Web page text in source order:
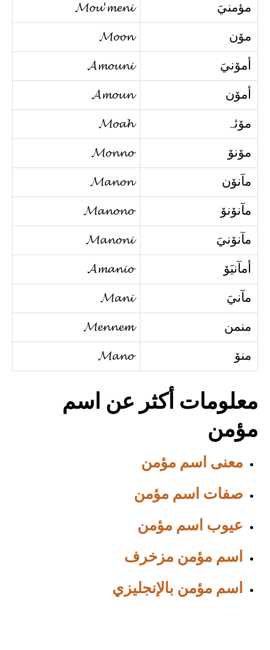
مؤمنيَ 𝓜𝓸𝓾’𝓶𝓮𝓷𝓲
مۆن 𝓜𝓸𝓸𝓷
أمۆنيَ 𝓐𝓶𝓸𝓾𝓷𝓲
أمۆن 𝓐𝓶𝓸𝓾𝓷
مۆئہ 𝓜𝓸𝓪𝓱
مۆنۆ 𝓜𝓸𝓷𝓷𝓸
مآنۆن 𝓜𝓪𝓷𝓸𝓷
مآنۆنۆ 𝓜𝓪𝓷𝓸𝓷𝓸
مآنۆنيَ 𝓜𝓪𝓷𝓸𝓷𝓲
أمآنيَۆ 𝓐𝓶𝓪𝓷𝓲𝓸
مآنيَ 𝓜𝓪𝓷𝓲
منمن 𝓜𝓮𝓷𝓷𝓮𝓶
منۆ 𝓜𝓪𝓷𝓸
معلومات أكثر عن اسم
مؤمن
معنى اسم مؤمن
صفات اسم مؤمن
عيوب اسم مؤمن
اسم مؤمن مزخرف
اسم مؤمن بالإنجليزي